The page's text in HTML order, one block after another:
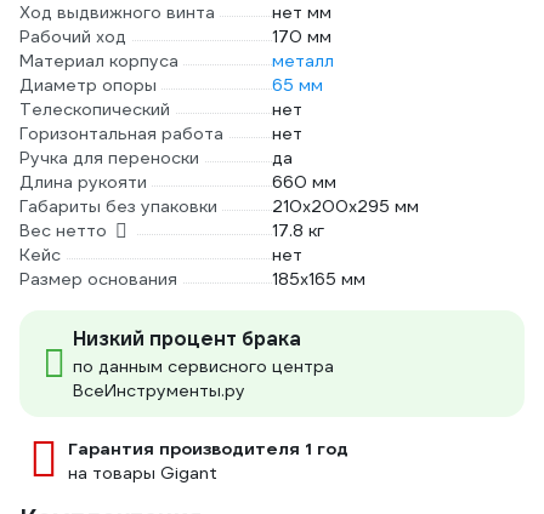
Ход выдвижного винта
нет мм
Рабочий ход
170 мм
Материал корпуса
металл
Диаметр опоры
65 мм
Телескопический
нет
Горизонтальная работа
нет
Ручка для переноски
да
Длина рукояти
660 мм
Габариты без упаковки
210х200х295 мм
Вес нетто
17.8 кг
Кейс
нет
Размер основания
185х165 мм
Низкий процент брака
по данным сервисного центра
ВсеИнструменты.ру
Гарантия производителя 1 год
на товары Gigant